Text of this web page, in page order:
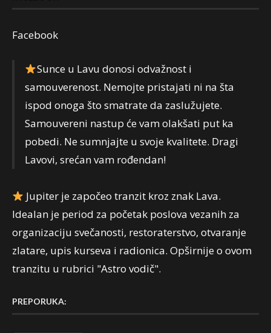
Facebook
Sunce u Lavu donosi odvažnost i
samouverenost. Nemojte pristajati ni na šta
ispod onoga što smatrate da zaslužujete.
Samouvereni nastup će vam olakšati put ka
pobedi. Ne sumnjajte u svoje kvalitete. Dragi
Lavovi, srećan vam rođendan!
Jupiter je započeo tranzit kroz znak Lava.
Idealan je period za početak poslova vezanih za
organizaciju svečanosti, restoraterstvo, otvaranje
zlatare, upis kurseva i radionica. Opširnije o ovom
tranzitu u rubrici "Astro vodič".
PREPORUKA: